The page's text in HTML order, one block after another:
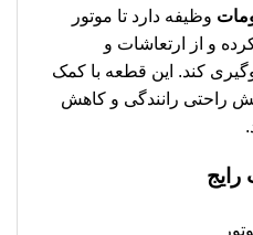
وظیفه دارد تا موتور
و از ارتعاشات و
کند. این قطعه با کمک
راحتی رانندگی و کاهش